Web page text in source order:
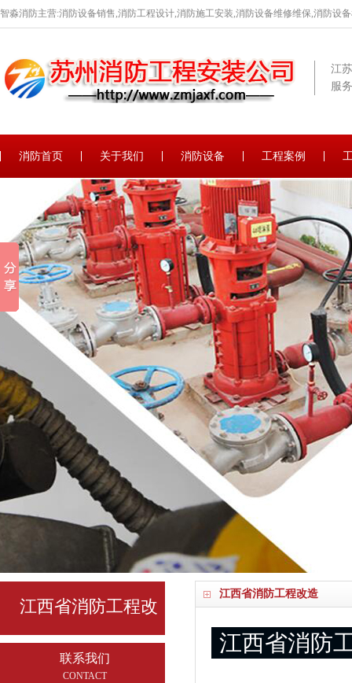
智淼消防主营:消防设备销售,消防工程设计,消防施工安装,消防设备维修维保,消防设
江
服
消防首页 关于我们 消防设备 工程案例
江西省消防工程改造
江西省消防
江西省消防工程改
联系我们
CONTACT